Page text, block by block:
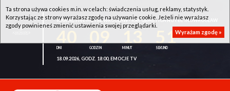
WKK ACTIVE HOTEL WROCŁAW - KSK QEMETICA NOTEĆ INOWROCŁAW
51
18.09.2026, GODZ. 18:00, EMOCJE TV
Ta strona używa cookies m.in. w celach: świadczenia usług, reklamy, statystyk.
Korzystając ze strony wyrażasz zgodę na używanie cookie. Jeżeli nie wyrażasz
zgody powinieneś zmienić ustawienia swojej przeglądarki.
Wyrażam zgodę »